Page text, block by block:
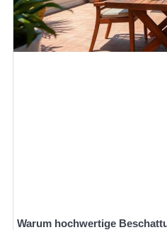
Warum hochwertige